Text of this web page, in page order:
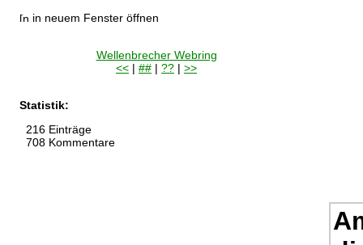
in neuem Fenster öffnen
Wellenbrecher Webring
<< | ## | ?? | >>
Statistik:
216 Einträge
708 Kommentare